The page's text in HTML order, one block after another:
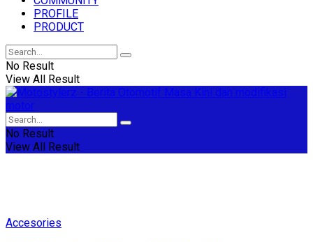
PROFILE
PRODUCT
No Result
View All Result
No Result
View All Result
Accesories